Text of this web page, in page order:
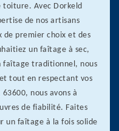
Avec Dorkeld
de nos artisans
premier choix et des
un faîtage à sec,
faîtage traditionnel, nous
tout en respectant vos
nous avons à
de fiabilité. Faites
un faîtage à la fois solide